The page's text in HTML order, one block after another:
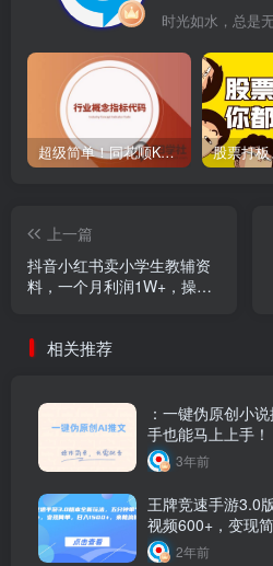
时光如水，总是
超级简单！同花顺K线界面显示行业概念指标代码图解
上一篇
抖音小红书卖小学生教辅资
料，一个月利润1W+，操作
相关推荐
：一键伪原创小
手也能马上上手！
3年前
王牌竞速手游3.0
视频600+，变现
钱！2年前